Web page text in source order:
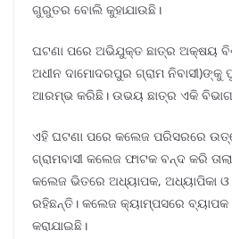
ଗୁରୁତର ବୋଲି କୁହାଯାଉଛି।
ଘଟଣା ପରେ ଅଭିଯୁକ୍ତ ଛାତ୍ର ଅକ୍ଷୟ
ଅଧୀନ ଦାମୋଦରପୁର ଗ୍ରାମ
ଆରମ୍ଭ କରିଛି। ଉଭୟ ଛାତ୍ର ଏକି
ଏହି ଘଟଣା ପରେ କଲେଜ ପରିସରରେ
ଗ୍ରାମବାସୀ କଲେଜ ଫାଟକ ବନ୍ଦ କରି
କଲେଜ ଭିତରେ ଅଧ୍ୟାପକ, ଅଧ୍ୟାପିକା ଓ
ରହିଛନ୍ତି। କଲେଜ କ୍ୟାମ୍ପସରେ
କରାଯାଇଛି।